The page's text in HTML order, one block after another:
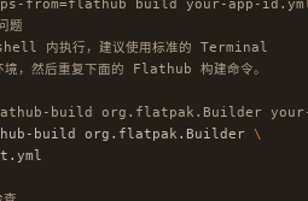
build your-app-
题
内执行，建议使用标准的 Terminal
然后重复下面的 Flathub 构建命令。
build org.flatpak.Builder
build org.flatpak.Builder \